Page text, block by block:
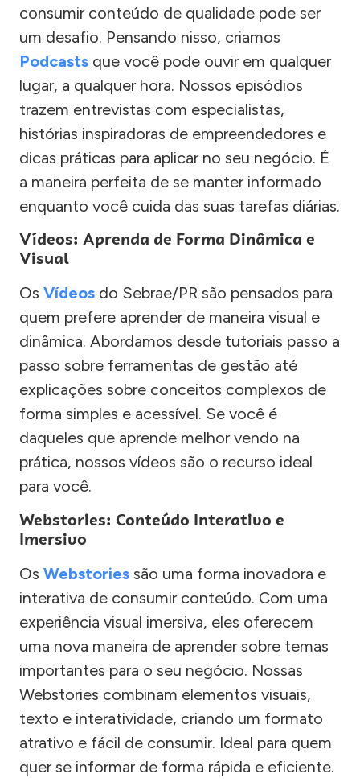
consumir conteúdo de qualidade pode ser
um desafio. Pensando nisso, criamos
Podcasts que você pode ouvir em qualquer
lugar, a qualquer hora. Nossos episódios
trazem entrevistas com especialistas,
histórias inspiradoras de empreendedores e
dicas práticas para aplicar no seu negócio. É
a maneira perfeita de se manter informado
enquanto você cuida das suas tarefas diárias.
Vídeos: Aprenda de Forma Dinâmica e
Visual
Os Vídeos do Sebrae/PR são pensados para
quem prefere aprender de maneira visual e
dinâmica. Abordamos desde tutoriais passo a
passo sobre ferramentas de gestão até
explicações sobre conceitos complexos de
forma simples e acessível. Se você é
daqueles que aprende melhor vendo na
prática, nossos vídeos são o recurso ideal
para você.
Webstories: Conteúdo Interativo e
Imersivo
Os Webstories são uma forma inovadora e
interativa de consumir conteúdo. Com uma
experiência visual imersiva, eles oferecem
uma nova maneira de aprender sobre temas
importantes para o seu negócio. Nossas
Webstories combinam elementos visuais,
texto e interatividade, criando um formato
atrativo e fácil de consumir. Ideal para quem
quer se informar de forma rápida e eficiente.